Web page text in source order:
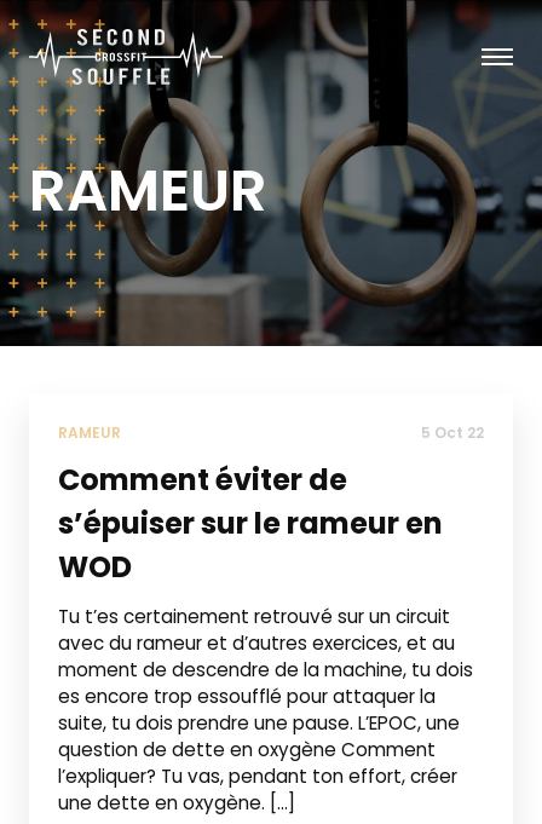
RAMEUR
RAMEUR 5 Oct 22
Comment éviter de
s’épuiser sur le rameur en
WOD
Tu t’es certainement retrouvé sur un circuit
avec du rameur et d’autres exercices, et au
moment de descendre de la machine, tu dois
es encore trop essoufflé pour attaquer la
suite, tu dois prendre une pause. L’EPOC, une
question de dette en oxygène Comment
l’expliquer? Tu vas, pendant ton effort, créer
une dette en oxygène. […]